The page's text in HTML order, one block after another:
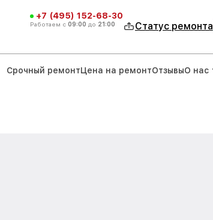
+7 (495) 152-68-30
Работаем с 09:00 до 21:00 Статус ремонта
Срочный ремонтЦена на ремонтОтзывыО нас